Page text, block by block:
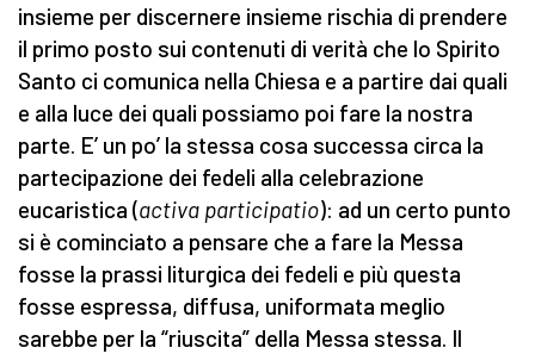
insieme per discernere insieme rischia di prendere
il primo posto sui contenuti di verità che lo Spirito
Santo ci comunica nella Chiesa e a partire dai quali
e alla luce dei quali possiamo poi fare la nostra
parte. E’ un po’ la stessa cosa successa circa la
partecipazione dei fedeli alla celebrazione
eucaristica (activa participatio): ad un certo punto
si è cominciato a pensare che a fare la Messa
fosse la prassi liturgica dei fedeli e più questa
fosse espressa, diffusa, uniformata meglio
sarebbe per la “riuscita” della Messa stessa. Il